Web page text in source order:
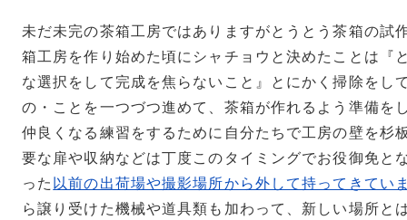
未だ未完の茶箱工房ではありますがとうとう茶箱の試
箱工房を作り始めた頃にシャチョウと決めたことは『
な選択をして完成を焦らないこと』とにかく掃除をし
の・ことを一つづつ進めて、茶箱が作れるよう準備を
仲良くなる練習をするために自分たちで工房の壁を杉
要な扉や収納などは丁度このタイミングでお役御免と
った 以前の出荷場や撮影場所から外して持ってきてい
ら譲り受けた機械や道具類も加わって、新しい場所と